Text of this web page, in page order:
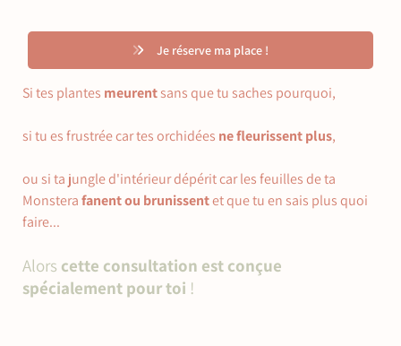
Je réserve ma place !
Si tes plantes meurentsans que tu saches pourquoi,
si tu es frustrée car tes orchidées ne fleurissent plus,
ou si ta jungle d'intérieur dépérit car les feuilles de ta
Monsterafanent ou brunissentet que tu en sais plus quoi
faire...
Alors cette consultation est conçue
spécialement pour toi !